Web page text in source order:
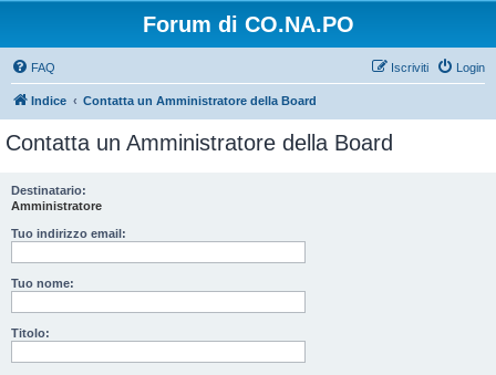
Forum di CO.NA.PO
FAQ Login
Iscriviti
Indice Contatta un Amministratore della Board
Contatta un Amministratore della Board
Destinatario:
Amministratore
Tuo indirizzo email:
Tuo nome:
Titolo: